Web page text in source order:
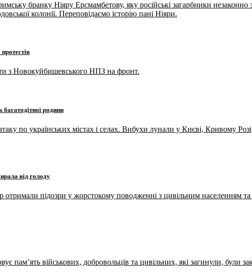
бранку Ніяру Ерсмамбетову, яку російські загарбники
колонії. Переповідаємо історію пані Ніяри.
з Новокуйбишевського НПЗ на фронт.
багатодітної родини
по українських містах і селах. Вибухи лунали у Києві, Кривому
від голоду
підозри у жорстокому поводженні з цивільним населенням
пам’ять військових, добровольців та цивільних, які загинули, були